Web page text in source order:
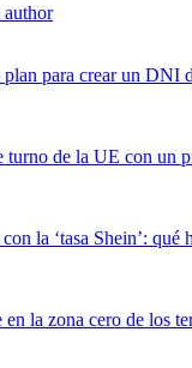
para crear un DNI
turno de la UE con un
la ‘tasa Shein’:
en la zona cero de los